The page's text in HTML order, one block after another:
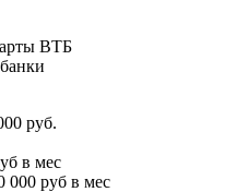
ВТБ
руб.
в мес
000 руб в мес